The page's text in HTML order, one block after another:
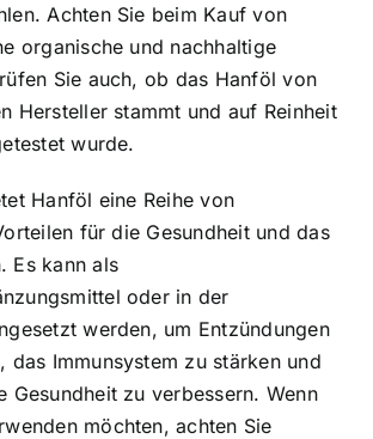
Achten Sie beim Kauf von
organische und nachhaltige
Sie auch, ob das Hanföl von
Hersteller stammt und auf Reinheit
wurde.
Hanföl eine Reihe von
für die Gesundheit und das
Es kann als
oder in der
werden, um Entzündungen
das Immunsystem zu stärken und
Gesundheit zu verbessern. Wenn
möchten, achten Sie